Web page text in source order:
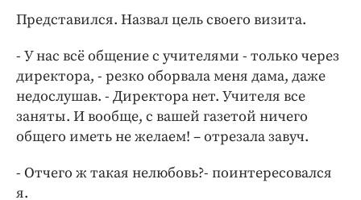
Представился. Назвал цель своего визита.
- У нас всё общение с учителями - только через
директора, - резко оборвала меня дама, даже
недослушав. - Директора нет. Учителя все
заняты. И вообще, с вашей газетой ничего
общего иметь не желаем! – отрезала завуч.
- Отчего ж такая нелюбовь?- поинтересовался
я.